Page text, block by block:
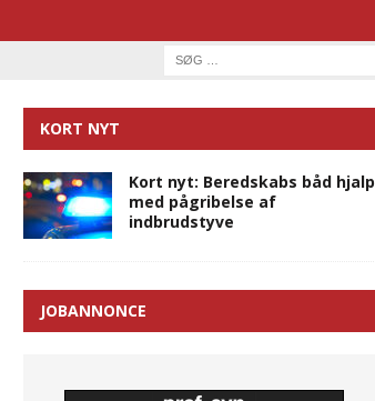
KORT NYT
Kort nyt: Beredskabs båd hjalp
med pågribelse af
indbrudstyve
JOBANNONCE